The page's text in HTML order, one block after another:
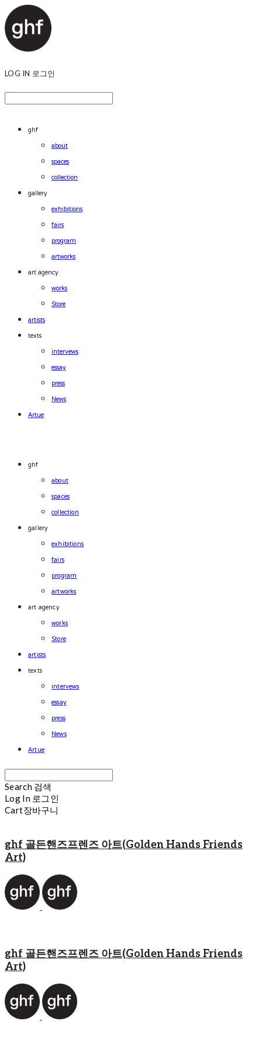
LOG IN 로그인
ghf
about
spaces
collection
gallery
exhibitions
fairs
program
artworks
art agency
works
Store
artists
texts
intervews
essay
press
News
Artue
ghf
about
spaces
collection
gallery
exhibitions
fairs
program
artworks
art agency
works
Store
artists
texts
intervews
essay
press
News
Artue
Search 검색
Log In 로그인
Cart장바구니
ghf 골든핸즈프렌즈 아트(Golden Hands Friends
Art)
ghf 골든핸즈프렌즈 아트(Golden Hands Friends
Art)